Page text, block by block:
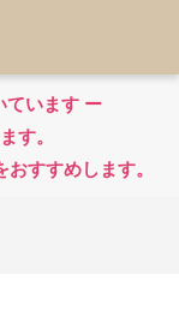
ています ー
す。
すすめします。